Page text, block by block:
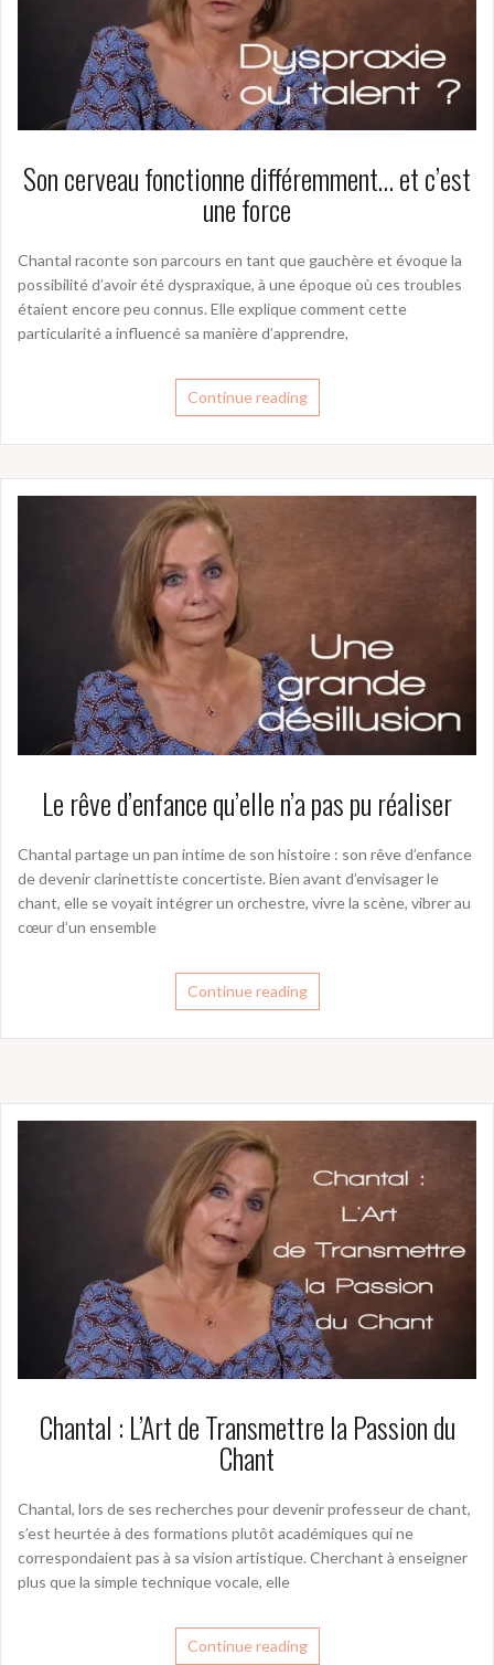
Son cerveau fonctionne différemment… et c’est
une force
Chantal raconte son parcours en tant que gauchère et évoque la
possibilité d’avoir été dyspraxique, à une époque où ces troubles
étaient encore peu connus. Elle explique comment cette
particularité a influencé sa manière d’apprendre,
Continue reading
Le rêve d’enfance qu’elle n’a pas pu réaliser
Chantal partage un pan intime de son histoire : son rêve d’enfance
de devenir clarinettiste concertiste. Bien avant d’envisager le
chant, elle se voyait intégrer un orchestre, vivre la scène, vibrer au
cœur d’un ensemble
Continue reading
Chantal : L’Art de Transmettre la Passion du
Chant
Chantal, lors de ses recherches pour devenir professeur de chant,
s’est heurtée à des formations plutôt académiques qui ne
correspondaient pas à sa vision artistique. Cherchant à enseigner
plus que la simple technique vocale, elle
Continue reading